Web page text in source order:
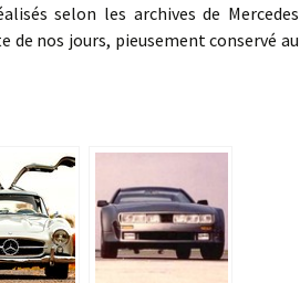
selon les archives de Mercedes
de nos jours, pieusement conservé au